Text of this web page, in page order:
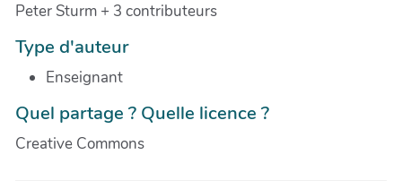
Peter Sturm + 3 contributeurs
Type d'auteur
Enseignant
Quel partage ? Quelle licence ?
Creative Commons